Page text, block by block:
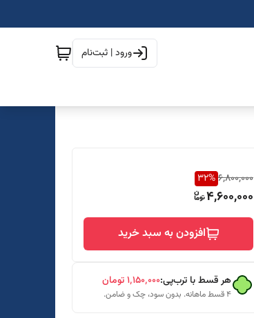
ورود | ثبت‌نام
6,800,000
32%
4,600,000
افزودن به سبد خرید
هر قسط با ترب‌پی:۱٬۱۵۰٬۰۰۰تومان
۴ قسط ماهانه. بدون سود، چک و ضامن.